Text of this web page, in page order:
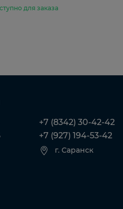
для заказа
+7 (8342) 30-42-42
+7 (927) 194-53-42
г. Саранск